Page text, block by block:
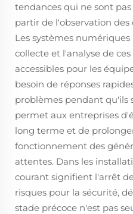
tendances qui ne sont
partir de l'observation
Les systèmes
collecte et l'analyse de
accessibles pour les
besoin de réponses
problèmes pendant qu'ils
permet aux entreprises
long terme et de
fonctionnement des
attentes. Dans les
courant signifient l'arrêt
risques pour la sécurité,
stade précoce n'est pas